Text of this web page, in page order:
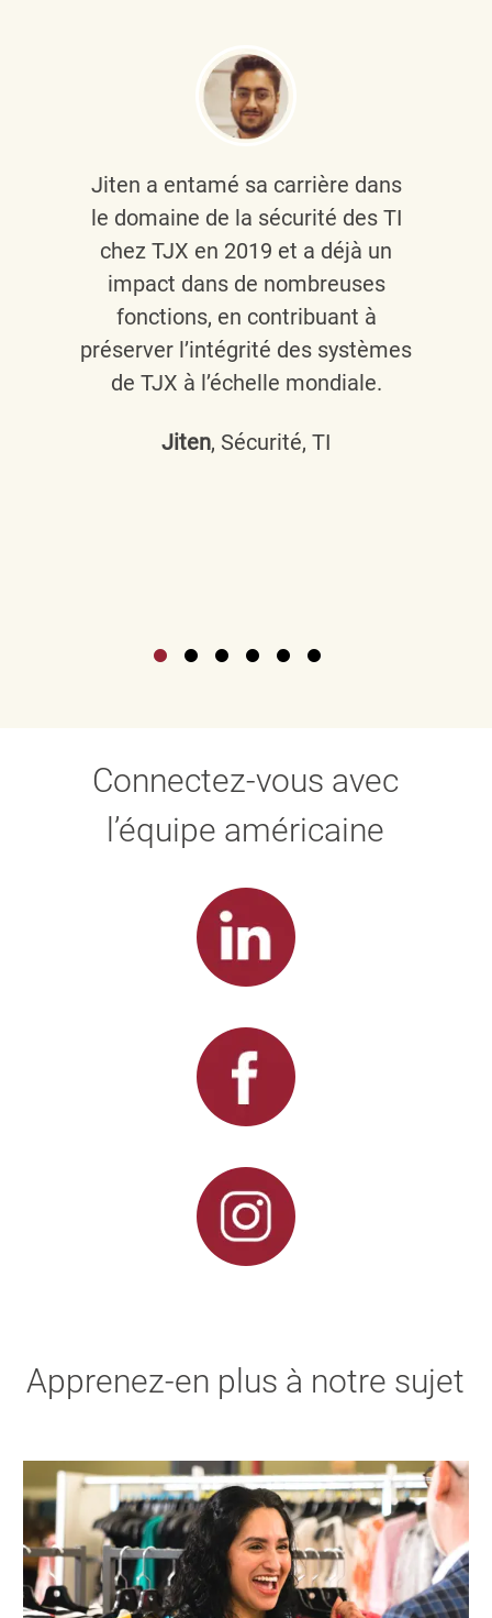
Jiten a entamé sa carrière dans
le domaine de la sécurité des TI
chez TJX en 2019 et a déjà un
impact dans de nombreuses
fonctions, en contribuant à
préserver l’intégrité des systèmes
de TJX à l’échelle mondiale.
Jiten, Sécurité, TI
Connectez-vous avec
l’équipe américaine
Apprenez-en plus à notre sujet